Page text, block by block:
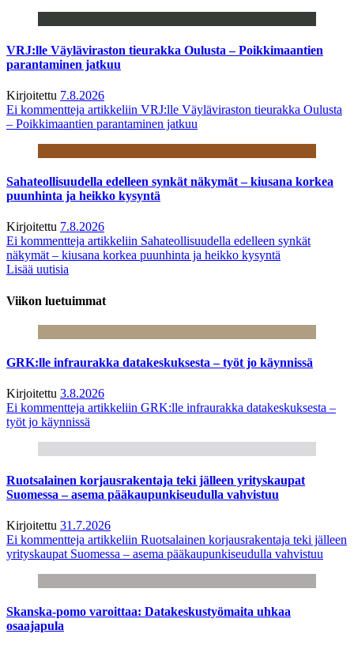
VRJ:lle Väyläviraston tieurakka Oulusta – Poikkimaantien
parantaminen jatkuu
Kirjoitettu 7.8.2026
Ei kommentteja artikkeliin VRJ:lle Väyläviraston tieurakka Oulusta
– Poikkimaantien parantaminen jatkuu
Sahateollisuudella edelleen synkät näkymät – kiusana korkea
puunhinta ja heikko kysyntä
Kirjoitettu 7.8.2026
Ei kommentteja artikkeliin Sahateollisuudella edelleen synkät
näkymät – kiusana korkea puunhinta ja heikko kysyntä
Lisää uutisia
Viikon luetuimmat
GRK:lle infraurakka datakeskuksesta – työt jo käynnissä
Kirjoitettu 3.8.2026
Ei kommentteja artikkeliin GRK:lle infraurakka datakeskuksesta –
työt jo käynnissä
Ruotsalainen korjausrakentaja teki jälleen yrityskaupat
Suomessa – asema pääkaupunkiseudulla vahvistuu
Kirjoitettu 31.7.2026
Ei kommentteja artikkeliin Ruotsalainen korjausrakentaja teki jälleen
yrityskaupat Suomessa – asema pääkaupunkiseudulla vahvistuu
Skanska-pomo varoittaa: Datakeskustyömaita uhkaa
osaajapula